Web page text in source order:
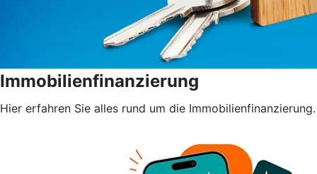
Immobilienfinanzierung
Hier erfahren Sie alles rund um die Immobilienfinanzierung.